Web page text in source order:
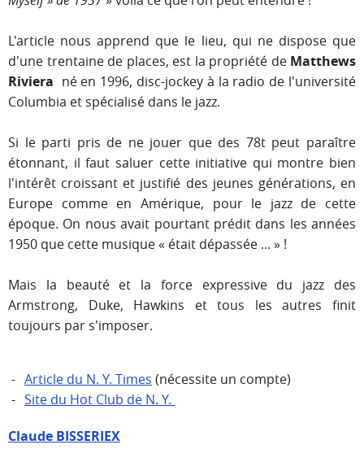
L'article nous apprend que le lieu, qui ne dispose que
d'une trentaine de places, est la propriété deMatthews
Riviera né en 1996, disc-jockey à la radio de l'université
Columbia et spécialisé dans le jazz.
Si le parti pris de ne jouer que des 78t peut paraître
étonnant, il faut saluer cette initiative qui montre bien
l'intérêt croissant et justifié des jeunes générations, en
Europe comme en Amérique, pour le jazz de cette
époque. On nous avait pourtant prédit dans les années
1950 que cette musique « était dépassée ... » !
Mais la beauté et la force expressive du jazz des
Armstrong, Duke, Hawkins et tous les autres finit
toujours par s'imposer.
Article du N. Y. Times (nécessite un compte)
Site du Hot Club de N. Y.
Claude BISSERIEX